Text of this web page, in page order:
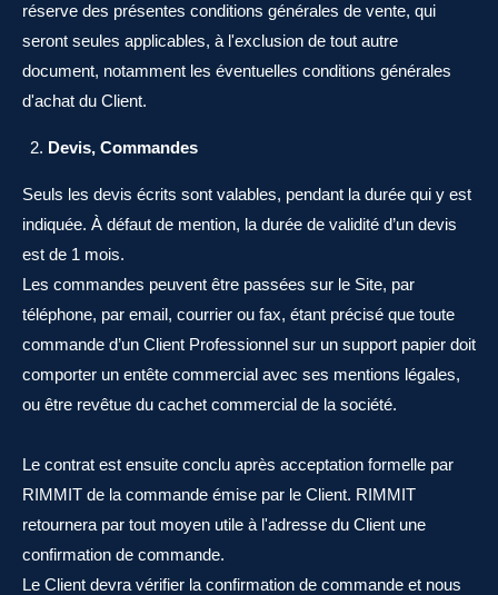
réserve des présentes conditions générales de vente, qui
seront seules applicables, à l'exclusion de tout autre
document, notamment les éventuelles conditions générales
d'achat du Client.
Devis, Commandes
Seuls les devis écrits sont valables, pendant la durée qui y est
indiquée. À défaut de mention, la durée de validité d’un devis
est de 1 mois.
Les commandes peuvent être passées sur le Site, par
téléphone, par email, courrier ou fax, étant précisé que toute
commande d’un Client Professionnel sur un support papier doit
comporter un entête commercial avec ses mentions légales,
ou être revêtue du cachet commercial de la société.
Le contrat est ensuite conclu après acceptation formelle par
RIMMIT de la commande émise par le Client. RIMMIT
retournera par tout moyen utile à l'adresse du Client une
confirmation de commande.
Le Client devra vérifier la confirmation de commande et nous